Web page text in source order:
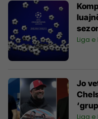
Liga
Jo
Liga